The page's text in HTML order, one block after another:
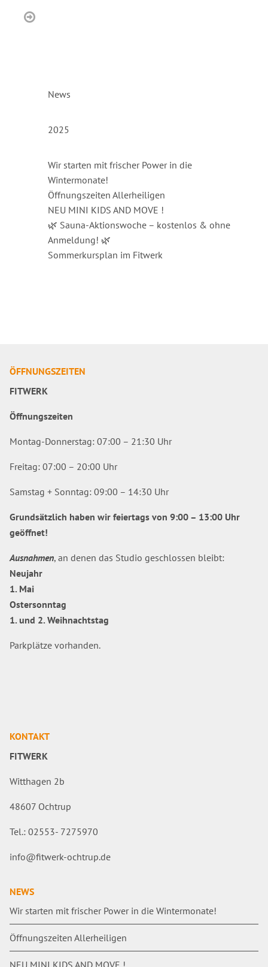
News
2025
Wir starten mit frischer Power in die
Wintermonate!
Öffnungszeiten Allerheiligen
NEU MINI KIDS AND MOVE !
🌿 Sauna-Aktionswoche – kostenlos & ohne
Anmeldung! 🌿
Sommerkursplan im Fitwerk
ÖFFNUNGSZEITEN
FITWERK
Öffnungszeiten
Montag-Donnerstag: 07:00 – 21:30 Uhr
Freitag: 07:00 – 20:00 Uhr
Samstag + Sonntag: 09:00 – 14:30 Uhr
Grundsätzlich haben wir feiertags von 9:00 – 13:00 Uhr
geöffnet!
Ausnahmen, an denen das Studio geschlossen bleibt:
Neujahr
1. Mai
Ostersonntag
1. und 2. Weihnachtstag
Parkplätze vorhanden.
KONTAKT
FITWERK
Witthagen 2b
48607 Ochtrup
Tel.: 02553- 7275970
info@fitwerk-ochtrup.de
NEWS
Wir starten mit frischer Power in die Wintermonate!
Öffnungszeiten Allerheiligen